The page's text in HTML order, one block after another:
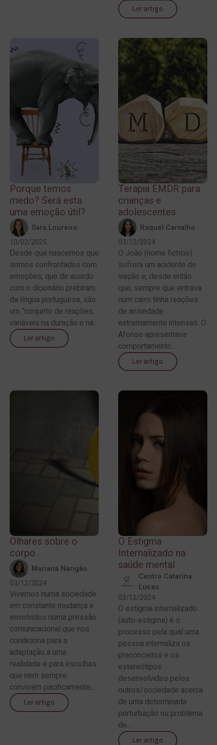
Ler artigo
Porque temos
medo? Será esta
uma emoção útil?
Sara Loureiro
10/02/2025
Desde que nascemos que
somos confrontados com
emoções, que de acordo
com o dicionário prebiram
da língua portuguesa, são
um “conjunto de reações,
variáveis na duração e na...
Ler artigo
Terapia EMDR para
crianças e
adolescentes
Raquel Carvalho
03/12/2024
O João (nome fictício)
sofrera um acidente de
viação e, desde então
que, sempre que entrava
num carro tinha reações
de ansiedade
extremamente intensas. O
Afonso apresentava
comportamento...
Ler artigo
Olhares sobre o
corpo
Mariana Narigão
03/12/2024
Vivemos numa sociedade
em constante mudança e
envolvidos numa pressão
comunicacional que nos
condiciona para a
adaptação a uma
realidade e para escolhas
que nem sempre
convivem pacificamente...
Ler artigo
O Estigma
Internalizado na
saúde mental
Centro Catarina
Lucas
03/12/2024
O estigma internalizado
(auto-estigma) é o
processo pela qual uma
pessoa internaliza os
preconceitos e os
estereótipos
desenvolvidos pelos
outros/sociedade acerca
de uma determinada
perturbação ou problema
de...
Ler artigo